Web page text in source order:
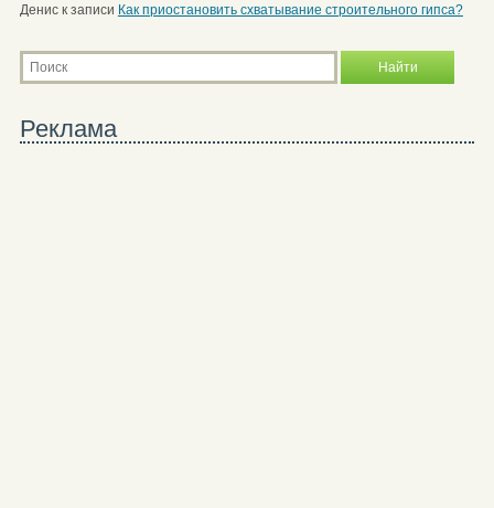
Дениск записи Как приостановить схватывание строительного гипса?
Реклама